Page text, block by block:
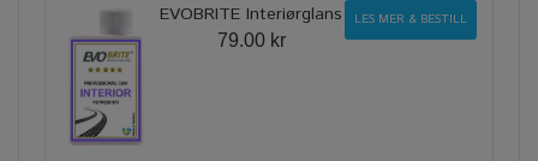
EVOBRITE Interiørglans
79.00 kr
LES MER & BESTILL